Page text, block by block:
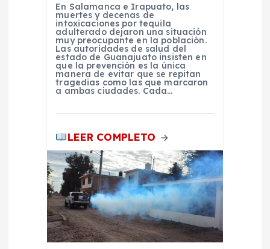
En Salamanca e Irapuato, las
muertes y decenas de
intoxicaciones por tequila
adulterado dejaron una situación
muy preocupante en la población.
Las autoridades de salud del
estado de Guanajuato insisten en
que la prevención es la única
manera de evitar que se repitan
tragedias como las que marcaron
a ambas ciudades. Cada…
LEER COMPLETO